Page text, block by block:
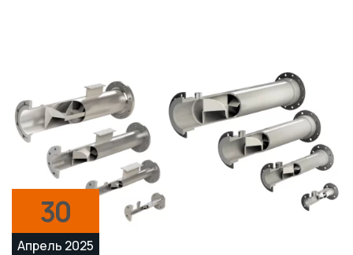
30
Апрель 2025